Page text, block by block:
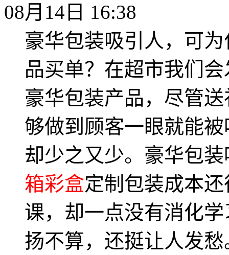
08月14日 16:38
豪华包装吸引人，可
品买单？在超市我们
豪华包装产品，尽管
够做到顾客一眼就能
却少之又少。豪华包
箱彩盒定制包装成本
课，却一点没有消化
扬不算，还挺让人发愁